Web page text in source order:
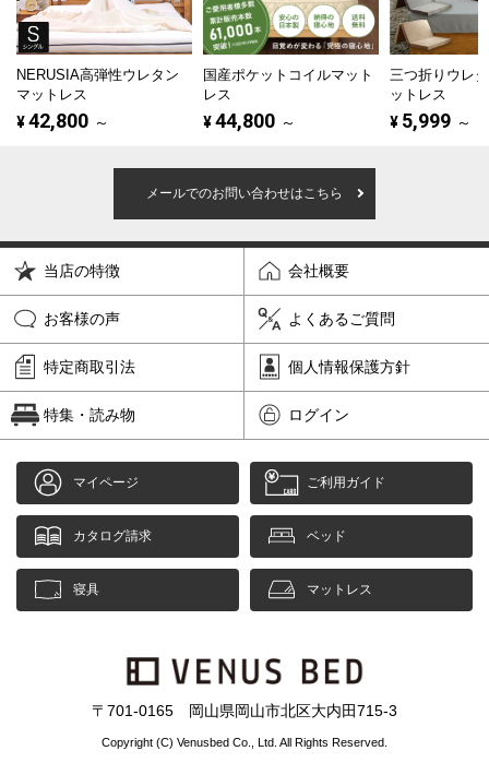
NERUSIA高弾性ウレタン
マットレス
¥42,800 ～
国産ポケットコイルマット
レス
¥44,800 ～
三つ折りウレ
ットレス
¥ 5,999 ～
メールでのお問い合わせはこちら
当店の特徴 会社概要
お客様の声 よくあるご質問
特定商取引法 個人情報保護方針
特集・読み物 ログイン
マイページ ご利用ガイド
カタログ請求 ベッド
寝具 マットレス
〒701-0165 岡山県岡山市北区大内田715-3
Copyright (C) Venusbed Co., Ltd. All Rights Reserved.